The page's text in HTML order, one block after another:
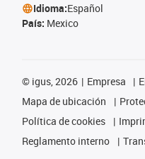
Idioma:Español
País: Mexico
© igus, 2026 Empresa
Mapa de ubicación
Política de cookies
Reglamento interno